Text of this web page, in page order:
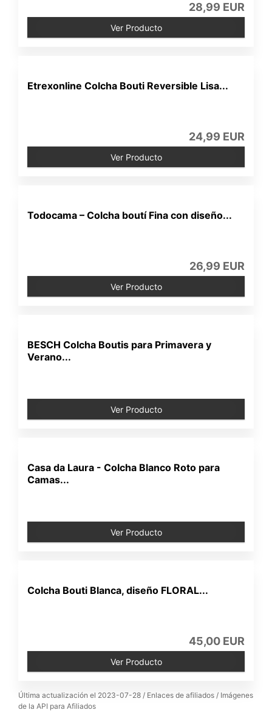
28,99 EUR
Ver Producto
Etrexonline Colcha Bouti Reversible Lisa...
24,99 EUR
Ver Producto
Todocama – Colcha boutí Fina con diseño...
26,99 EUR
Ver Producto
BESCH Colcha Boutis para Primavera y
Verano...
Ver Producto
Casa da Laura - Colcha Blanco Roto para
Camas...
Ver Producto
Colcha Bouti Blanca, diseño FLORAL...
45,00 EUR
Ver Producto
Última actualización el 2023-07-28 / Enlaces de afiliados / Imágenes
de la API para Afiliados